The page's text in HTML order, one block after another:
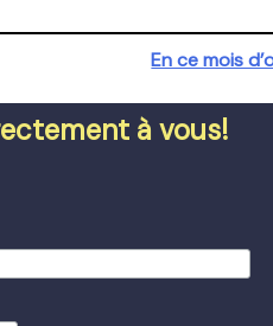
En ce mois
à vous!